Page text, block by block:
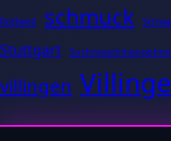
Rottweil schmuck
Stuttgart
villingen